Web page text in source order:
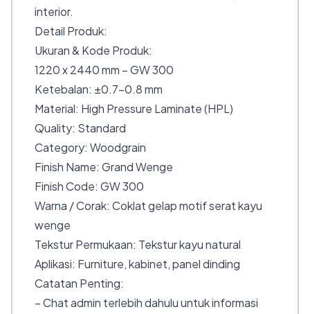
interior.
Detail Produk:
Ukuran & Kode Produk:
1220 x 2440 mm – GW 300
Ketebalan: ±0.7–0.8 mm
Material: High Pressure Laminate (HPL)
Quality: Standard
Category: Woodgrain
Finish Name: Grand Wenge
Finish Code: GW 300
Warna / Corak: Coklat gelap motif serat kayu
wenge
Tekstur Permukaan: Tekstur kayu natural
Aplikasi: Furniture, kabinet, panel dinding
Catatan Penting:
– Chat admin terlebih dahulu untuk informasi